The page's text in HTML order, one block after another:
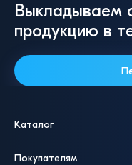
Выкладываем
продукцию в
Каталог
Покупателям